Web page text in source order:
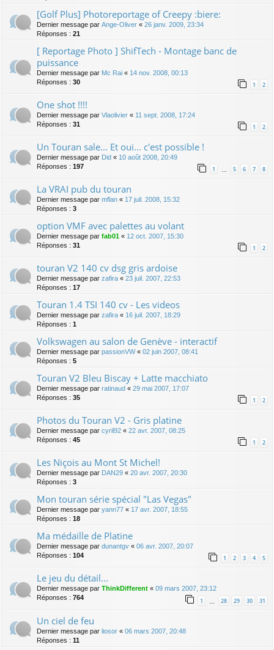
[Golf Plus] Photoreportage of Creepy :biere:
Dernier message par Ange-Oliver « 26 janv. 2009, 23:34
Réponses : 21
[ Reportage Photo ] ShifTech - Montage banc de
puissance
Dernier message par Mc Rai « 14 nov. 2008, 00:13
Réponses : 30 1 2
One shot !!!!
Dernier message par Vlaolivier « 11 sept. 2008, 17:24
Réponses : 31 1 2
Un Touran sale... Et oui... c'est possible !
Dernier message par Did « 10 août 2008, 20:49
Réponses : 197 1 … 5 6 7 8
La VRAI pub du touran
Dernier message par mflan « 17 juil. 2008, 15:32
Réponses : 3
option VMF avec palettes au volant
Dernier message par fab01 « 12 oct. 2007, 15:30
Réponses : 31 1 2
touran V2 140 cv dsg gris ardoise
Dernier message par zafira « 23 juil. 2007, 22:53
Réponses : 17
Touran 1.4 TSI 140 cv - Les videos
Dernier message par zafira « 16 juil. 2007, 18:29
Réponses : 1
Volkswagen au salon de Genève - interactif
Dernier message par passionVW« 02 juin 2007, 08:41
Réponses : 5
Touran V2 Bleu Biscay + Latte macchiato
Dernier message par ratinaud « 29 mai 2007, 17:07
Réponses : 35 1 2
Photos du Touran V2 - Gris platine
Dernier message par cyril92 « 22 avr. 2007, 08:25
Réponses : 45 1 2
Les Niçois au Mont St Michel!
Dernier message par DAN29 « 20 avr. 2007, 20:30
Réponses : 3
Mon touran série spécial "Las Vegas"
Dernier message par yann77 « 17 avr. 2007, 18:55
Réponses : 18
Ma médaille de Platine
Dernier message par dunantgv « 06 avr. 2007, 20:07
Réponses : 104 1 2 3 4 5
Le jeu du détail...
Dernier message par ThinkDifferent « 09 mars 2007, 23:12
Réponses : 764 1 28 29 30 31
Un ciel de feu
Dernier message par liosor « 06 mars 2007, 20:48
Réponses : 11